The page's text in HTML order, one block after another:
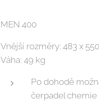
MEN 400
Vnější rozměry: 483 x
Váha: 49 kg
Po dohodě
čerpadel chemie